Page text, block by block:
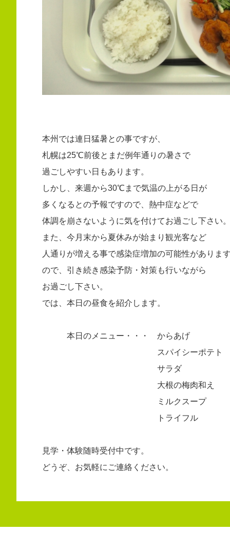
本州では連日猛暑との事ですが、
札幌は25℃前後とまだ例年通りの暑さで
過ごしやすい日もあります。
しかし、来週から30℃まで気温の上がる日が
多くなるとの予報ですので、熱中症などで
体調を崩さないように気を付けてお過ごし下さい
また、今月末から夏休みが始まり観光客など
人通りが増える事で感染症増加の可能性がありま
ので、引き続き感染予防・対策も行いながら
お過ごし下さい。
では、本日の昼食を紹介します。
本日のメニュー・・・ からあげ
スパイシーポテト
サラダ
大根の梅肉和え
ミルクスープ
トライフル
見学・体験随時受付中です。
どうぞ、お気軽にご連絡ください。